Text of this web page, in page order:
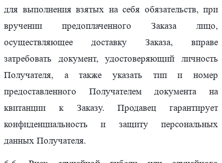
для выполнения взятых на себя обязательств, при
вручении предоплаченного Заказа лицо,
осуществляющее доставку Заказа, вправе
затребовать документ, удостоверяющий личность
Получателя, а также указать тип и номер
предоставленного Получателем документа на
квитанции к Заказу. Продавец гарантирует
конфиденциальность и защиту персональных
данных Получателя.